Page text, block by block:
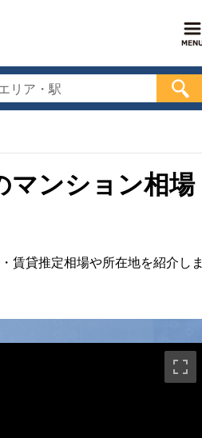
リア・駅
マンション相場
賃貸推定相場や所在地を紹介しま